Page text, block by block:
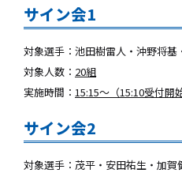
サイン会1
対象選手：池田樹雷人・沖野将基
対象人数： 20組
実施時間： 15:15〜（15:10受付開始
サイン会2
対象選手：茂平・安田祐生・加賀